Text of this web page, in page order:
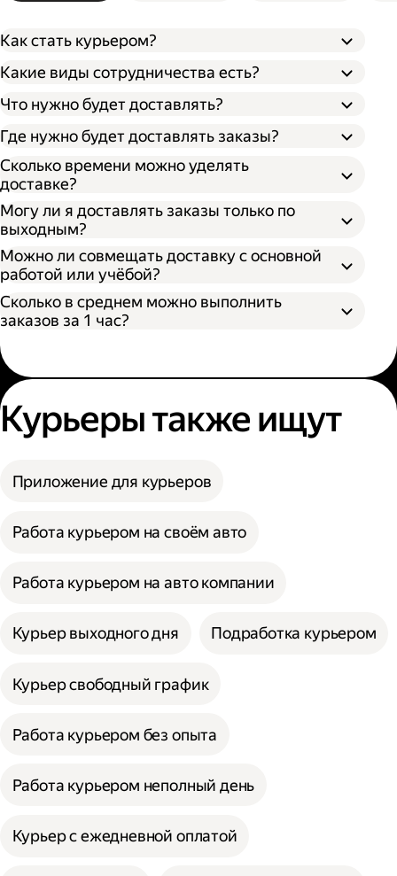
Как стать курьером?
Какие виды сотрудничества есть?
Через парк;
Через парк как самозанятый;
Как самозанятый;
Как индивидуальный предприниматель;
Что нужно будет доставлять?
Где нужно будет доставлять заказы?
Сколько времени можно уделять
доставке?
Могу ли я доставлять заказы только по
выходным?
Можно ли совмещать доставку с основной
работой или учёбой?
Сколько в среднем можно выполнить
заказов за 1 час?
Курьеры также ищут
Приложение для курьеров
Работа курьером на своём авто
Работа курьером на авто компании
Курьер выходного дня Подработка курьером
Курьер свободный график
Работа курьером без опыта
Работа курьером неполный день
Курьер с ежедневной оплатой